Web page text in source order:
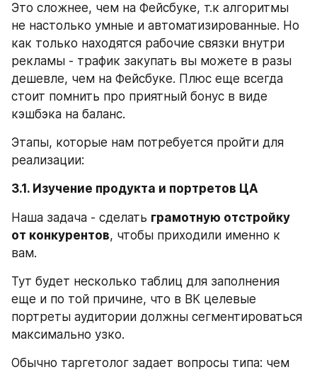
Это сложнее, чем на Фейсбуке, т.к алгоритмы
не настолько умные и автоматизированные. Но
как только находятся рабочие связки внутри
рекламы - трафик закупать вы можете в разы
дешевле, чем на Фейсбуке. Плюс еще всегда
стоит помнить про приятный бонус в виде
кэшбэка на баланс.
Этапы, которые нам потребуется пройти для
реализации:
3.1. Изучение продукта и портретов ЦА
Наша задача - сделать грамотную отстройку
от конкурентов, чтобы приходили именно к
вам.
Тут будет несколько таблиц для заполнения
еще и по той причине, что в ВК целевые
портреты аудитории должны сегментироваться
максимально узко.
Обычно таргетолог задает вопросы типа: чем